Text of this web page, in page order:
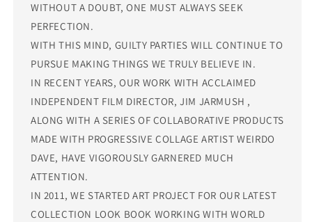
WITHOUT A DOUBT, ONE MUST ALWAYS SEEK
PERFECTION.
WITH THIS MIND, GUILTY PARTIES WILL CONTINUE TO
PURSUE MAKING THINGS WE TRULY BELIEVE IN.
IN RECENT YEARS, OUR WORK WITH ACCLAIMED
INDEPENDENT FILM DIRECTOR, JIM JARMUSH ,
ALONG WITH A SERIES OF COLLABORATIVE PRODUCTS
MADE WITH PROGRESSIVE COLLAGE ARTIST WEIRDO
DAVE, HAVE VIGOROUSLY GARNERED MUCH
ATTENTION.
IN 2011, WE STARTED ART PROJECT FOR OUR LATEST
COLLECTION LOOK BOOK WORKING WITH WORLD